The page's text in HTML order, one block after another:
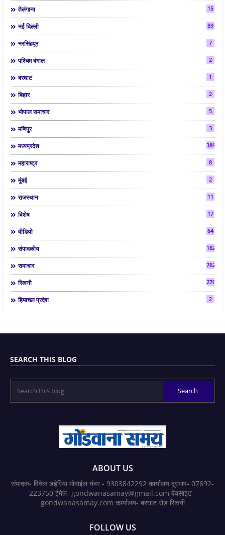
तेलंगाना 15
नई दिल्ली 89
नरसिंहपुर 7
पश्चिम बंगाल 2
बरघाट 1
बिहार 2
भोपाल समाचार 5
मणिपुर 3
मध्यप्रदेश 3892
महाराष्ट्र 8
मुंबई 2
राजस्थान 11
विशेष 17
वीडियो 64
संपादकीय 182
समाचार 7624
सिवनी 2763
हिमाचल प्रदेश 2
SEARCH THIS BLOG
ABOUT US
संपादक- विवेक डहेरिया मोबाईल नंबर - 9303842292 कार्यालय दूरभाष- 07692-
223750 ईमेल- gondwanasamay@gmail.com वेबसाइट -
gondwanasamay.com कार्यालय- बरघाट रोड सिवनी
FOLLOW US